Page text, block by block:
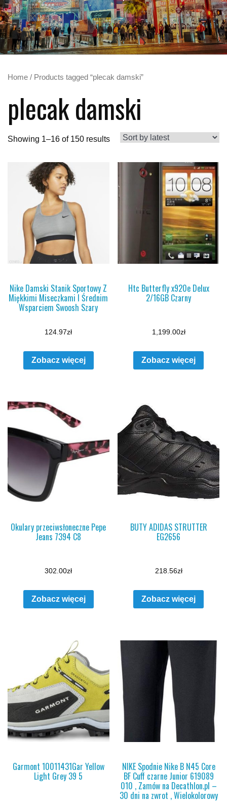
Home / Products tagged “plecak damski”
plecak damski
Showing 1–16 of 150 results
Nike Damski Stanik Sportowy Z
Miękkimi Miseczkami I Średnim
Wsparciem Swoosh Szary
124.97zł
Zobacz więcej
Htc Butterfly x920e Delux
2/16GB Czarny
1,199.00zł
Zobacz więcej
Okulary przeciwsłoneczne Pepe
Jeans 7394 C8
302.00zł
Zobacz więcej
BUTY ADIDAS STRUTTER
EG2656
218.56zł
Zobacz więcej
Garmont 10011431Gar Yellow
Light Grey 39 5
NIKE Spodnie Nike B N45 Core
BF Cuff czarne Junior 619089
010 , Zamów na Decathlon.pl –
30 dni na zwrot , Wielokolorowy